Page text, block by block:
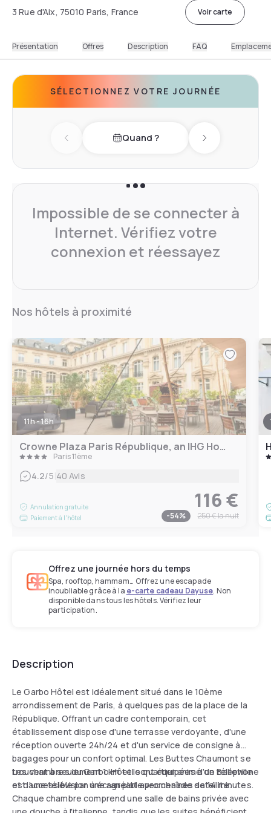
3 Rue d'Aix, 75010 Paris, France Voir carte
Présentation Offres Description FAQ
SÉLECTIONNEZ VOTRE JOURNÉE
Previous dayQuand ? Next day
Impossible de se connecter à
Internet. Vérifiez votre
connexion et réessayez
Nos hôtels à proximité
11h - 16h
Crowne Plaza Paris République, an IHG Hotel
Paris 11ème
4.2/5 40 Avis
Annulation gratuite
Paiement à l'hôtel
116 €
-54% 250 €la nuit
Offrez une journée hors du temps
Spa, rooftop, hammam… Offrez une escapade
inoubliable grâce à la e-carte cadeau Dayuse. Non
disponible dans tous les hôtels. Vérifiez leur
participation.
Description
Le Garbo Hôtel est idéalement situé dans le 10ème
arrondissement de Paris, à quelques pas de la place de la
République. Offrant un cadre contemporain, cet
établissement dispose d'une terrasse verdoyante, d'une
réception ouverte 24h/24 et d'un service de consigne à
bagages pour un confort optimal. Les Buttes Chaumont se
trouvent à seulement 1 km et le quartier animé de Belleville
est accessible par une agréable promenade de 14 minutes.
Les chambres du Garbo Hôtel sont équipées d'un téléphone
et d'une télévision à écran plat avec chaînes satellite.
Chaque chambre comprend une salle de bains privée avec